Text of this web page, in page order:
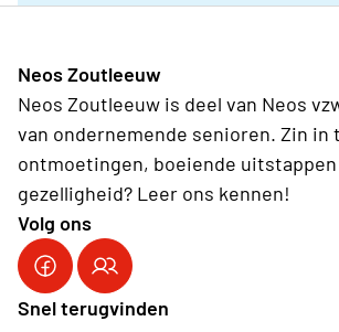
Neos Zoutleeuw
Neos Zoutleeuw is deel van Neos
van ondernemende senioren. Zin in
ontmoetingen, boeiende uitstappen
gezelligheid? Leer ons kennen!
Volg ons
Snel terugvinden